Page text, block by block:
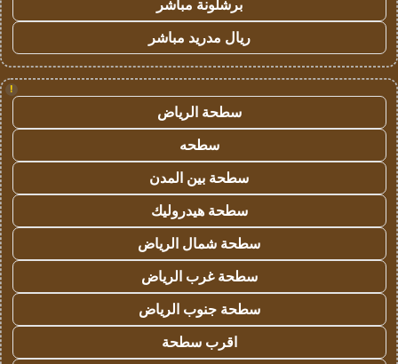
برشلونة مباشر
ريال مدريد مباشر
!
سطحة الرياض
سطحه
سطحة بين المدن
سطحة هيدروليك
سطحة شمال الرياض
سطحة غرب الرياض
سطحة جنوب الرياض
اقرب سطحة